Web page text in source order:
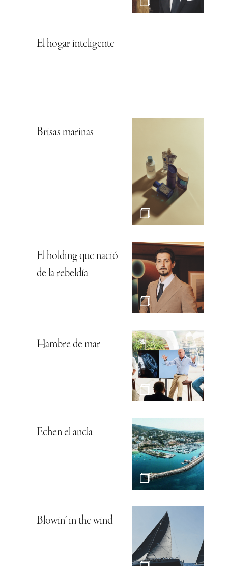
El hogar inteligente
Brisas marinas
El holding que nació
de la rebeldía
Hambre de mar
Echen el ancla
Blowin’ in the wind